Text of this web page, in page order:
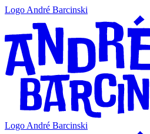
Logo André Barcinski
Logo André Barcinski